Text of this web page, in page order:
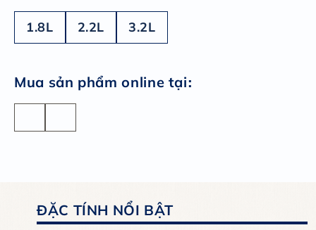
1.8L 2.2L 3.2L
Mua sản phẩm online tại:
ĐẶC TÍNH NỔI BẬT